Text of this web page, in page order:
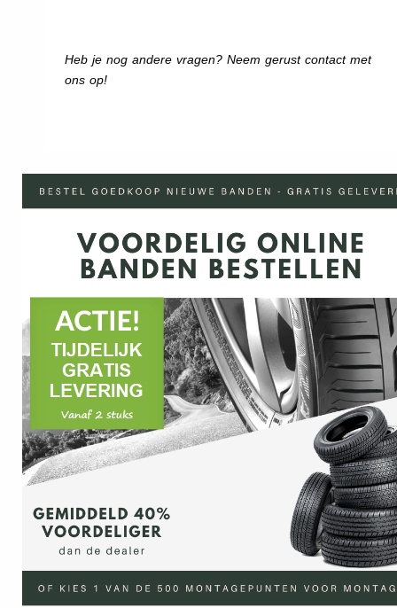
Heb je nog andere vragen? Neem gerust contact met
ons op!